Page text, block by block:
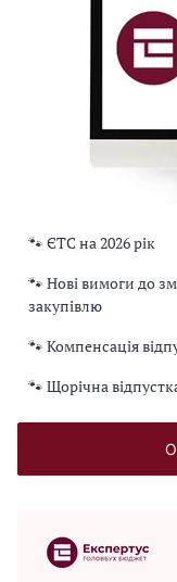
🐾 ЄТС на 2026 рік
🐾 Нові вимоги до
закупівлю
🐾 Компенсація
🐾 Щорічна